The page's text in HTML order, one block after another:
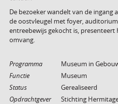
De bezoeker wandelt van de ingang
de oostvleugel met foyer,
entreebewijs gekocht is, presenteert
omvang.
Programma
Museum in
Functie
Museum
Status
Gerealiseerd
Opdrachtgever
Stichting